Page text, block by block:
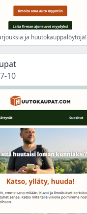
ja huutokauppalöytöjä!
10